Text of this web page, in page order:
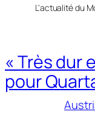
L'actualité du
« Très dur
pour